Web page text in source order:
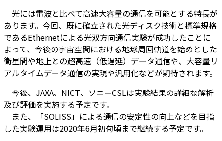
光には電波と比べて高速大容量の通信を可能とする特長が
あります。今回、既に確立された光ディスク技術と標準規格
であるEthernetによる光双方向通信実験が成功したことに
よって、今後の宇宙空間における地球周回軌道を始めとした
衛星間や地上との超高速（低遅延）データ通信や、大容量リ
アルタイムデータ通信の実現や汎用化などが期待されます。
今後、JAXA、NICT、ソニーCSLは実験結果の詳細な解析
及び評価を実施する予定です。
また、「SOLISS」による通信の安定性の向上などを目指
した実験運用は2020年6月初旬頃まで継続する予定です。